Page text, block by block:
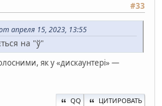
#33
апреля 15, 2023, 13:55
на "ў"
як у «дискаунтері» —
QQ ЦИТИРОВАТЬ